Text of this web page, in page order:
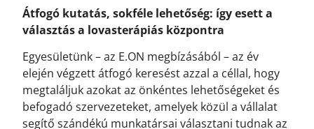
Átfogó kutatás, sokféle lehetőség: így esett a
választás a lovasterápiás központra
Egyesületünk – az E.ON megbízásából – az év
elején végzett átfogó keresést azzal a céllal, hogy
megtaláljuk azokat az önkéntes lehetőségeket és
befogadó szervezeteket, amelyek közül a vállalat
segítő szándékú munkatársai választani tudnak az